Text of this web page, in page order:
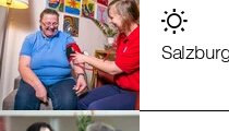
Salzburg